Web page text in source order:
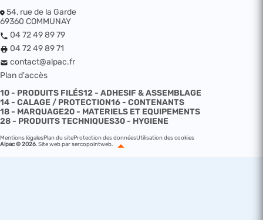
54, rue de la Garde
69360 COMMUNAY
04 72 49 89 79
04 72 49 89 71
contact@alpac.fr
Plan d'accès
10 - PRODUITS FILÉS12 - ADHESIF & ASSEMBLAGE
14 - CALAGE / PROTECTION16 - CONTENANTS
18 - MARQUAGE20 - MATERIELS ET EQUIPEMENTS
28 - PRODUITS TECHNIQUES30 - HYGIENE
Mentions légalesPlan du siteProtection des donnéesUtilisation des cookies
Alpac © 2026 Site web par sercopointweb